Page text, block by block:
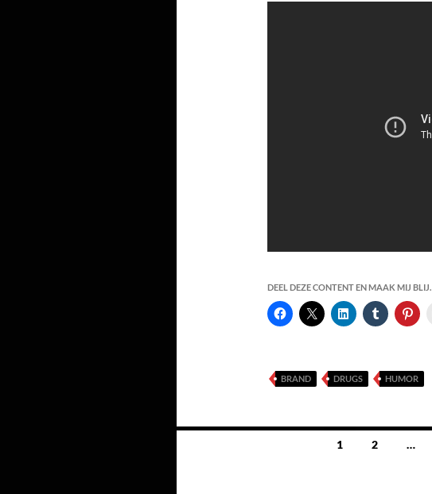
DEEL DEZE CONTENT EN MAAK MIJ BLIJ.
BRAND DRUGS HUMOR
1 2 …